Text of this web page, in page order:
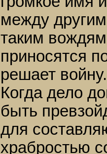
между
таким
приносятся
решает войну.
Когда дело
быть
для
храбростью